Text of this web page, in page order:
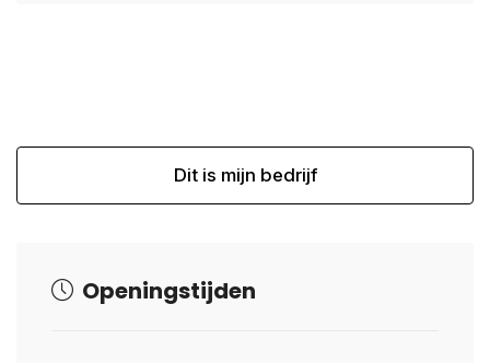
Dit is mijn bedrijf
Openingstijden